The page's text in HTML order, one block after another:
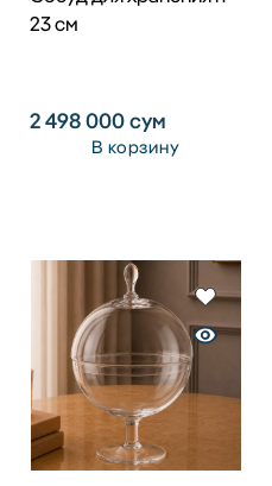
23 см
2 498 000сум
В корзину